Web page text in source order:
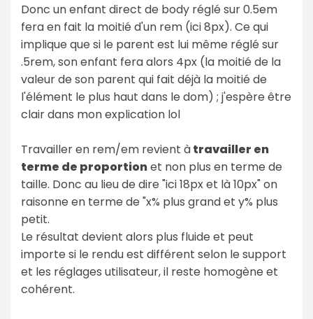
Donc un enfant direct de body réglé sur 0.5em
fera en fait la moitié d'un rem (ici 8px). Ce qui
implique que si le parent est lui même réglé sur
.5rem, son enfant fera alors 4px (la moitié de la
valeur de son parent qui fait déjà la moitié de
l'élément le plus haut dans le dom) ; j'espère être
clair dans mon explication lol
Travailler en rem/em revient àtravailler en
terme de proportionet non plus en terme de
taille. Donc au lieu de dire "ici 18px et là 10px" on
raisonne en terme de "x% plus grand et y% plus
petit.
Le résultat devient alors plus fluide et peut
importe si le rendu est différent selon le support
et les réglages utilisateur, il reste homogène et
cohérent.